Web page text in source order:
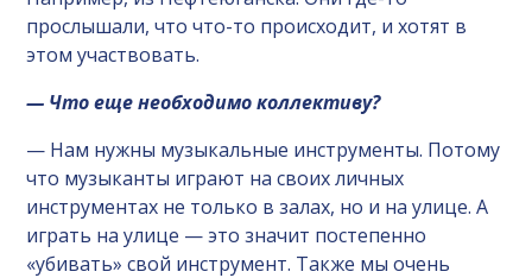
прослышали, что что-то происходит, и хотят в
этом участвовать.
— Что еще необходимо коллективу?
— Нам нужны музыкальные инструменты. Потому
что музыканты играют на своих личных
инструментах не только в залах, но и на улице. А
играть на улице — это значит постепенно
«убивать» свой инструмент. Также мы очень